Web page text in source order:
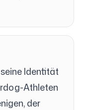
Identität
Athleten
der